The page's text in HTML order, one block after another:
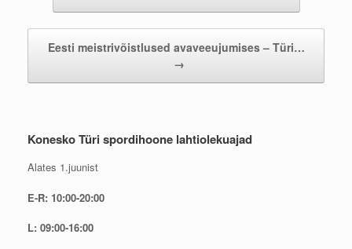
Eesti meistrivõistlused avaveeujumises – Türi…
→
Konesko Türi spordihoone lahtiolekuajad
Alates 1.juunist
E-R: 10:00-20:00
L: 09:00-16:00